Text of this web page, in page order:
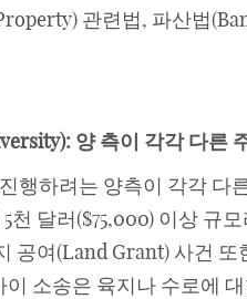
관련법, 파산법
양 측이 각각 다른
행하려는 양측이 각각 다
5천 달러($75,000) 이상 규
공여(Land Grant) 사건
이 소송은 육지나 수로에